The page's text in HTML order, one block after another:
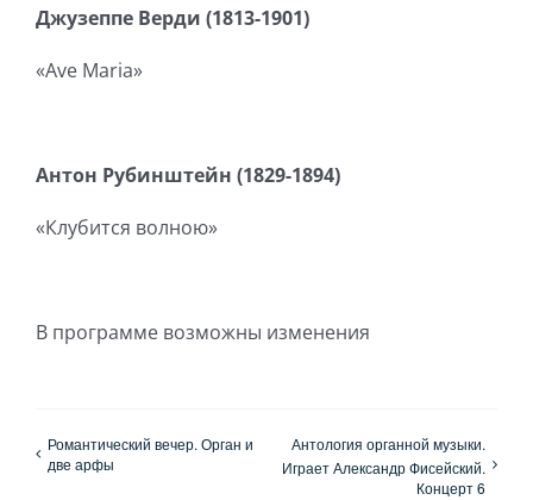
Джузеппе Верди (1813-1901)
«Ave Maria»
Антон Рубинштейн (1829-1894)
«Клубится волною»
В программе возможны изменения
Романтический вечер. Орган и
две арфы
Антология органной музыки.
Играет Александр Фисейский.
Концерт 6